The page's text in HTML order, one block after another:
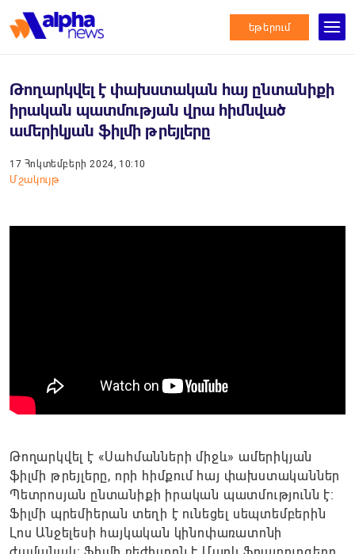
եթերում
Թողարկվել է փախստական հայ ընտանիքի
իրական պատմության վրա հիմնված
ամերիկյան ֆիլմի թրեյլերը
17 Հոկտեմբերի 2024, 10:10
Մշակույթ
Թողարկվել է «Սահմանների միջև» ամերիկյան
ֆիլմի թրեյլերը, որի հիմքում հայ փախստականներ
Պետրոսյան ընտանիքի իրական պատմությունն է:
Ֆիլմի պրեմիերան տեղի է ունեցել սեպտեմբերին
Լոս Անջելեսի հայկական կինոփառատոնի